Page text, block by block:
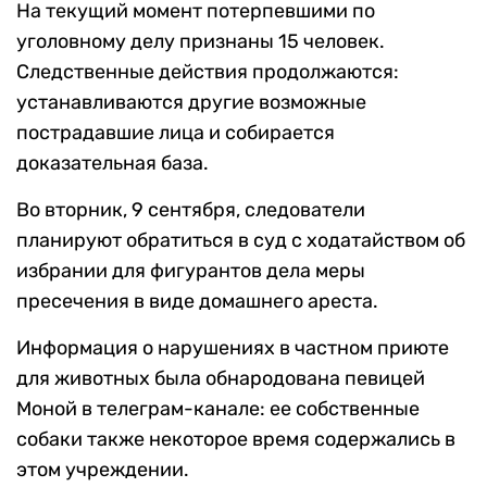
На текущий момент потерпевшими по
уголовному делу признаны 15 человек.
Следственные действия продолжаются:
устанавливаются другие возможные
пострадавшие лица и собирается
доказательная база.
Во вторник, 9 сентября, следователи
планируют обратиться в суд с ходатайством об
избрании для фигурантов дела меры
пресечения в виде домашнего ареста.
Информация о нарушениях в частном приюте
для животных была обнародована певицей
Моной в телеграм-канале: ее собственные
собаки также некоторое время содержались в
этом учреждении.